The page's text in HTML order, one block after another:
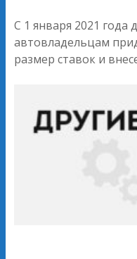
С 1 января 2021
автовладельцам
размер ставок и